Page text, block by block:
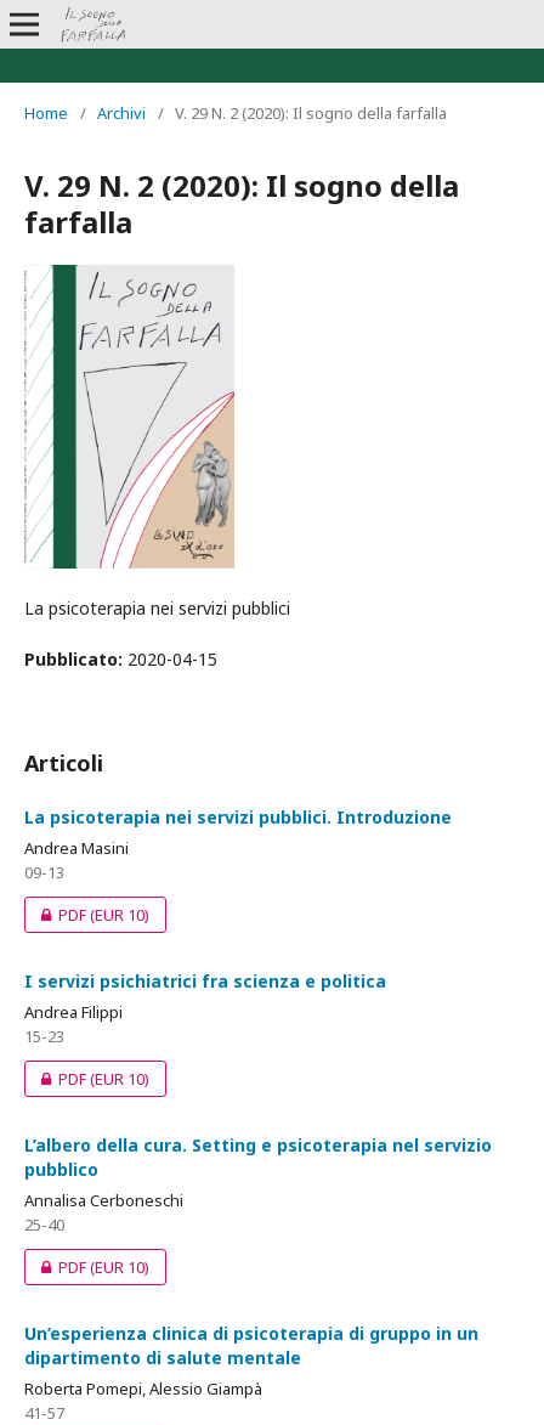
Home / Archivi / V. 29 N. 2 (2020): Il sogno della farfalla
V. 29 N. 2 (2020): Il sogno della
farfalla
La psicoterapia nei servizi pubblici
Pubblicato: 2020-04-15
Articoli
La psicoterapia nei servizi pubblici. Introduzione
Andrea Masini
09-13
PDF(EUR 10)
I servizi psichiatrici fra scienza e politica
Andrea Filippi
15-23
PDF(EUR 10)
L’albero della cura. Setting e psicoterapia nel servizio
pubblico
Annalisa Cerboneschi
25-40
PDF(EUR 10)
Un’esperienza clinica di psicoterapia di gruppo in un
dipartimento di salute mentale
Roberta Pomepi, Alessio Giampà
41-57